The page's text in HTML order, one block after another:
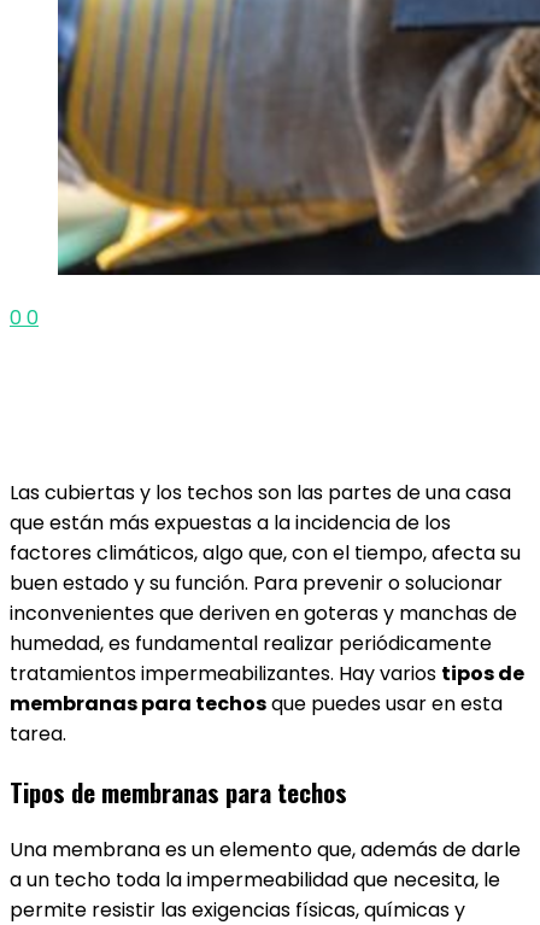
00
Las cubiertas y los techos son las partes de una casa
que están más expuestas a la incidencia de los
factores climáticos, algo que, con el tiempo, afecta su
buen estado y su función. Para prevenir o solucionar
inconvenientes que deriven en goteras y manchas de
humedad, es fundamental realizar periódicamente
tratamientos impermeabilizantes. Hay varios tipos de
membranas para techosque puedes usar en esta
tarea.
Tipos de membranas para techos
Una membrana es un elemento que, además de darle
a un techo toda la impermeabilidad que necesita, le
permite resistir las exigencias físicas, químicas y